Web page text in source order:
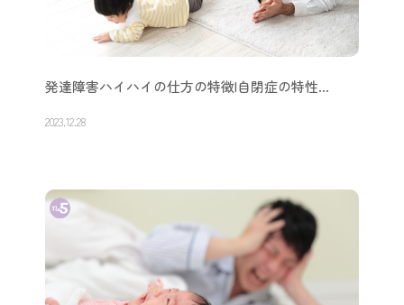
発達障害ハイハイの仕方の特徴|自閉症の特性…
2023.12.28